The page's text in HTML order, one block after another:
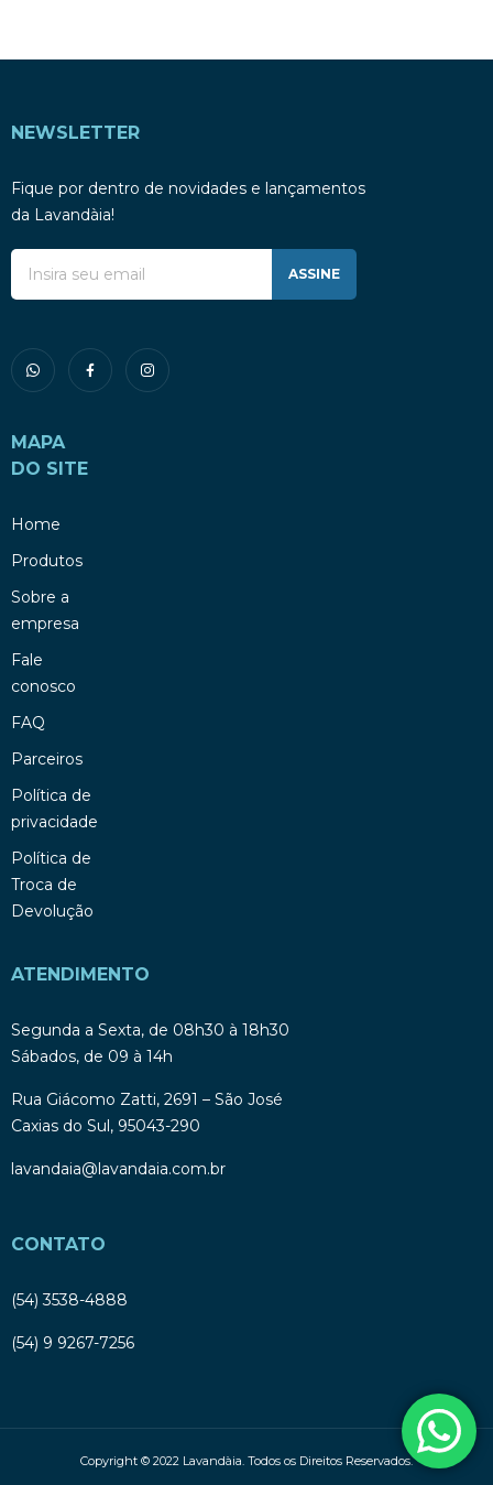
NEWSLETTER
Fique por dentro de novidades e lançamentos
da Lavandàia!
ASSINE
MAPA
DO SITE
Home
Produtos
Sobre a
empresa
Fale
conosco
FAQ
Parceiros
Política de
privacidade
Política de
Troca de
Devolução
ATENDIMENTO
Segunda a Sexta, de 08h30 à 18h30
Sábados, de 09 à 14h
Rua Giácomo Zatti, 2691 – São José
Caxias do Sul, 95043-290
lavandaia@lavandaia.com.br
CONTATO
(54) 3538-4888
(54) 9 9267-7256
Copyright © 2022 Lavandàia. Todos os Direitos Reservados.